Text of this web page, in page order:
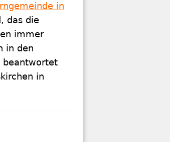
in
das die
immer
in den
beantwortet
in